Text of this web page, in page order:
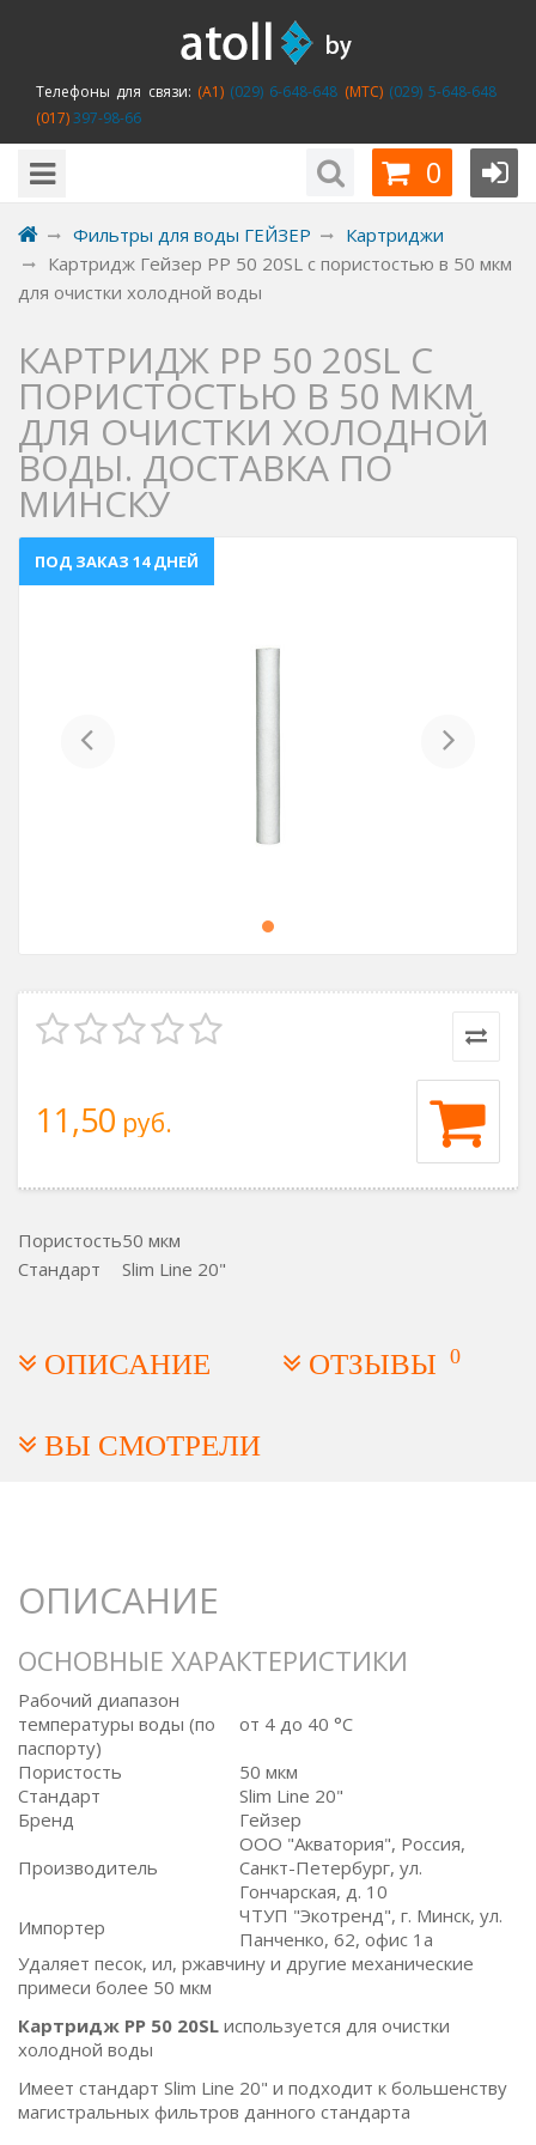
Телефоны для связи: (A1)(029) 6-648-648 (MTC)(029) 5-648-648
(017)397-98-66
0
Фильтры для воды ГЕЙЗЕР
Картриджи
Картридж Гейзер PP 50 20SL с пористостью в 50 мкм
для очистки холодной воды
КАРТРИДЖ PP 50 20SL С
ПОРИСТОСТЬЮ В 50 МКМ
ДЛЯ ОЧИСТКИ ХОЛОДНОЙ
ВОДЫ. ДОСТАВКА ПО
МИНСКУ
ПОД ЗАКАЗ 14 ДНЕЙ
11,50 руб.
Пористость50 мкм
Стандарт
Slim Line 20"
ОПИСАНИЕ ОТЗЫВЫ 0
ВЫ СМОТРЕЛИ
ОПИСАНИЕ
ОСНОВНЫЕ ХАРАКТЕРИСТИКИ
Рабочий диапазон
температуры воды (по
паспорту)
от 4 до 40 °C
Пористость
50 мкм
Стандарт
Slim Line 20"
Бренд
Гейзер
Производитель
ООО "Акватория", Россия,
Санкт-Петербург, ул.
Гончарская, д. 10
Импортер
ЧТУП "Экотренд", г. Минск, ул.
Панченко, 62, офис 1а
Удаляет песок, ил, ржавчину и другие механические
примеси более 50 мкм
Картридж PP 50 20SL используется для очистки
холодной воды
Имеет стандарт Slim Line 20" и подходит к большенству
магистральных фильтров данного стандарта